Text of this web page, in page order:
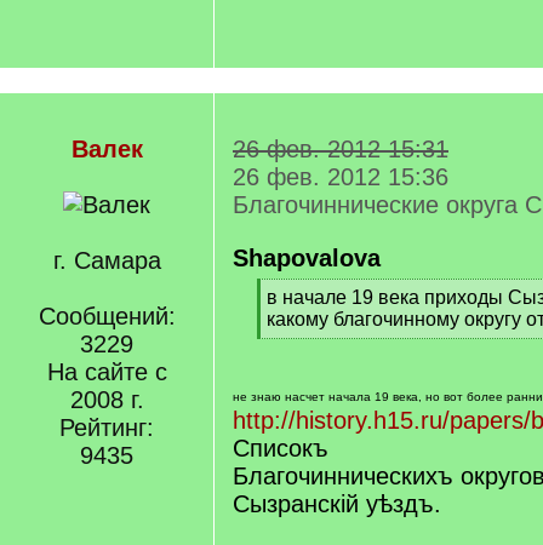
Валек
г. Самара
Сообщений:
3229
На сайте с
2008 г.
Рейтинг:
9435
26 фев. 2012 15:31
26 фев. 2012 15:36
Благочиннические округа
Shapovalova
[
q
]
в начале 19 века приходы
какому благочинному округу
[
]
не знаю насчет начала 19 века, но вот более
http://history.h15.ru/papers/
Списокъ
Благочинническихъ
Сызранскій уѣздъ.